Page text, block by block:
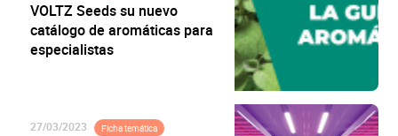
VOLTZ Seeds su nuevo
catálogo de aromáticas para
especialistas
27/03/2023 Ficha temática